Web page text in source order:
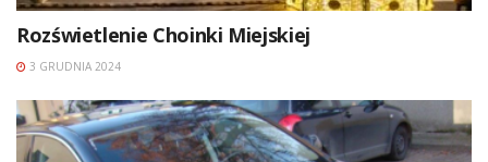
Rozświetlenie Choinki Miejskiej
3 GRUDNIA 2024